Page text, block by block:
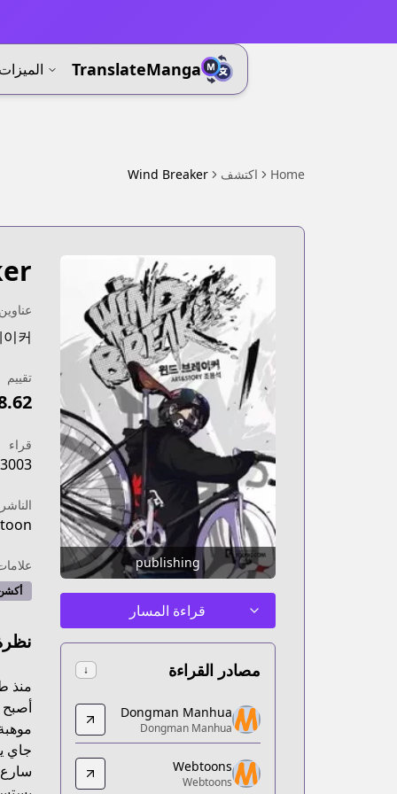
TranslateManga الميزات
Home اكتشف Wind Breaker
publishing
قراءة المسار
مصادر القراءة ↓
Dongman Manhua
Dongman Manhua
男女&isEpisodeUpdateDay=false
Webtoons
Dongman Manhua
Dongman Manhua
Webtoons
Webtoons
커
تقييم
قراء
الناشر
منذ
جاي